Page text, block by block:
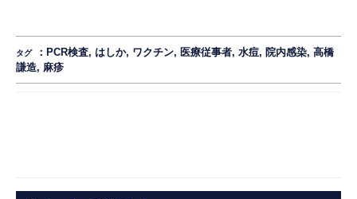
タグ ：PCR検査, はしか, ワクチン, 医療従事者,水痘,院内感染,高橋
謙造, 麻疹